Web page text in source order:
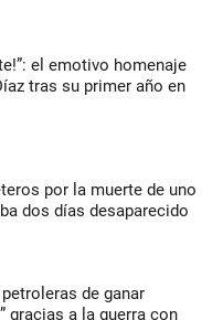
el emotivo homenaje
tras su primer año en
por la muerte de uno
dos días desaparecido
de ganar
gracias a la guerra con